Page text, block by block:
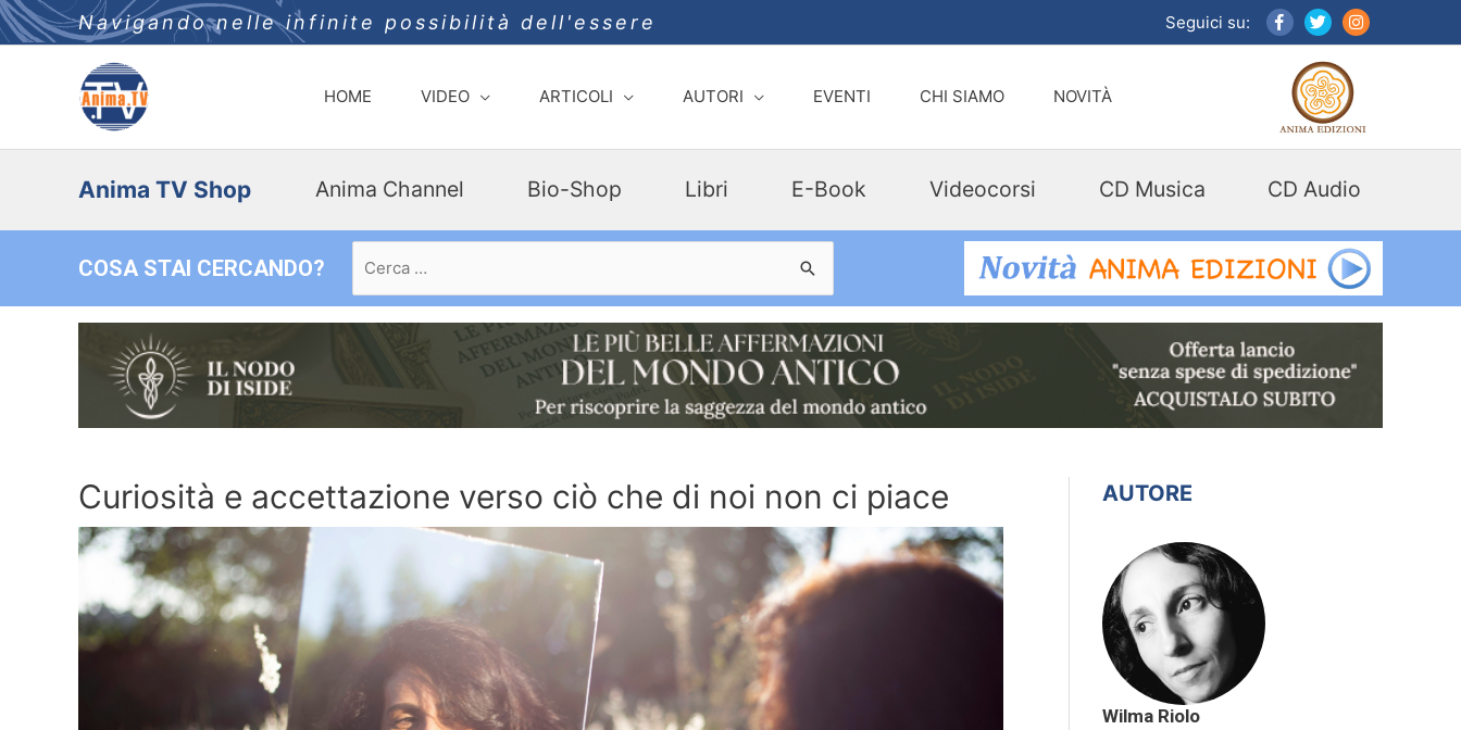
Navigando nelle infinite possibilità dell'essere Seguici su:
HOME VIDEO ARTICOLI AUTORI EVENTI CHI SIAMO NOVITÀ
Anima TV Shop Anima Channel Bio-Shop Libri E-Book Videocorsi CD Musica CD Audio
COSA STAI CERCANDO?
per:
Curiosità e accettazione verso ciò che di noi non ci piace AUTORE
Wilma Riolo